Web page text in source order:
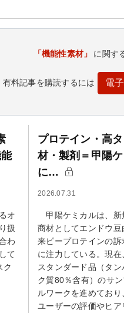
「機能性素材」 に関す
有料記事を購読するには 電
オ
扱
わ
て
ク
プロテイン・高
材・製剤＝甲陽
に…
2026.07.31
甲陽ケミカルは、新
商材としてエンドウ豆
来ピープロテインの訴
に注力している。現在
スタンダード品（タン
ク質80％含有）のサ
ルワークを進めており
ユーザーの評価やヒア